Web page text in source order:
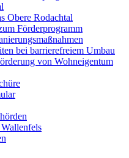
Obere Rodachtal
Förderprogramm
bei barrierefreiem Umbau
von Wohneigentum